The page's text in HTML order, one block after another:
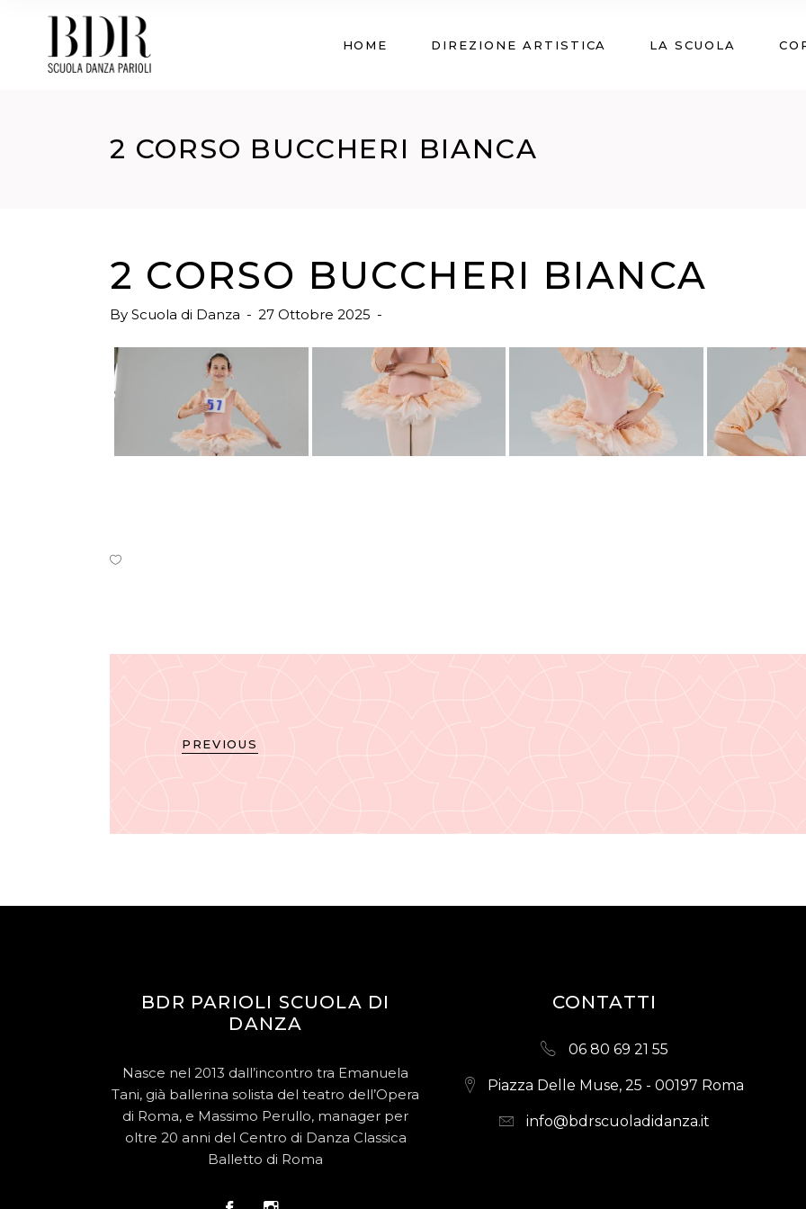
HOME DIREZIONE ARTISTICA LA SCUOLA
2 CORSO BUCCHERI BIANCA
2 CORSO BUCCHERI BIANCA
By Scuola di Danza 27 Ottobre 2025
PREVIOUS
BDR PARIOLI SCUOLA DI
DANZA
Nasce nel 2013 dall’incontro tra Emanuela
Tani, già ballerina solista del teatro dell’Opera
di Roma, e Massimo Perullo, manager per
oltre 20 anni del Centro di Danza Classica
Balletto di Roma
CONTATTI
06 80 69 21 55
Piazza Delle Muse, 25 - 00197 Roma
info@bdrscuoladidanza.it